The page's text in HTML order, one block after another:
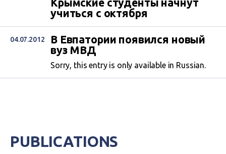
учиться с октября
04.07.2012
В Евпатории появился новый
вуз МВД
Sorry, this entry is only available in Russian.
PUBLICATIONS